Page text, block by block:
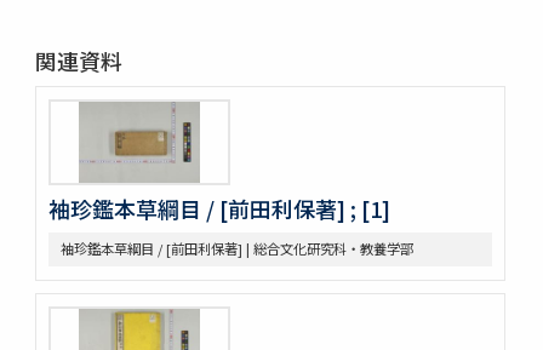
昆蟲草木略 2巻
爾雅註疏 11巻
類林新咏 36巻
開拓使官園動植品類簿
周憲王救荒本草 14巻補遺1巻救荒野譜1巻補遺1巻
救荒野譜 1巻補遺1巻坿救荒辟穀諸方
灌園草木識 6巻
南方草木状 3巻坿桂海草木志
Alle de plaaten en de vruchten
関連資料
袖珍鑑本草綱目 / [前田利保著] ; [1]
袖珍鑑本草綱目 / [前田利保著] | 総合文化研究科・教養学部